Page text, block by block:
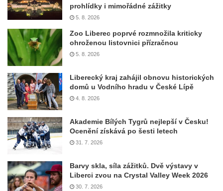
prohlídky i mimořádné zážitky
5. 8. 2026
Zoo Liberec poprvé rozmnožila kriticky
ohroženou listovnici přízračnou
5. 8. 2026
Liberecký kraj zahájil obnovu historických
domů u Vodního hradu v České Lípě
4. 8. 2026
Akademie Bílých Tygrů nejlepší v Česku!
Ocenění získává po šesti letech
31. 7. 2026
Barvy skla, síla zážitků. Dvě výstavy v
Liberci zvou na Crystal Valley Week 2026
30. 7. 2026